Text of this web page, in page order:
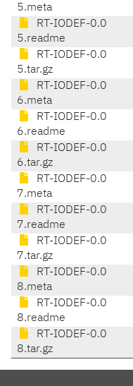
5.meta
RT-IODEF-0.0
5.readme
RT-IODEF-0.0
5.tar.gz
RT-IODEF-0.0
6.meta
RT-IODEF-0.0
6.readme
RT-IODEF-0.0
6.tar.gz
RT-IODEF-0.0
7.meta
RT-IODEF-0.0
7.readme
RT-IODEF-0.0
7.tar.gz
RT-IODEF-0.0
8.meta
RT-IODEF-0.0
8.readme
RT-IODEF-0.0
8.tar.gz